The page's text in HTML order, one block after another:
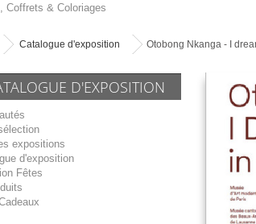
Coffrets & Coloriages
Catalogue d'exposition Otobong Nkanga - I
D'EXPOSITION
expositions
d'exposition
Fêtes